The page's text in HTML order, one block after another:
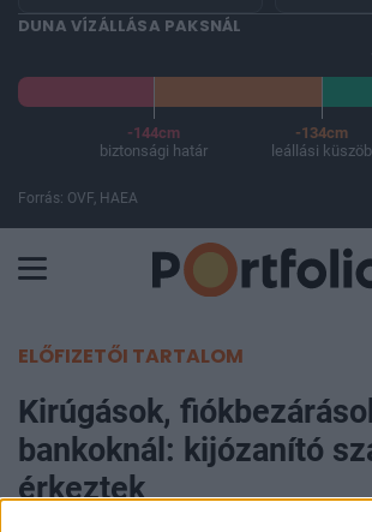
DUNA VÍZÁLLÁSA PAKSNÁL
-144cm
biztonsági határ
-134cm
leállási küszöb
Forrás: OVF, HAEA
ELŐFIZETŐI TARTALOM
Kirúgások,
bankoknál: kijózanító
érkeztek